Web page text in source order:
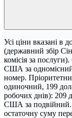
Усі ціни вказані в
(державний збір
комісія за
США за
номер.
одиночний, 199
робочих днів): 209
США за подвійний.
остаточну суму